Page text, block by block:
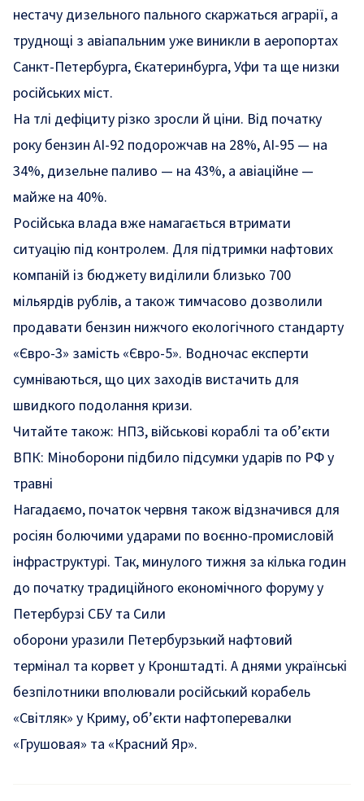
нестачу дизельного пального скаржаться аграрії, а
труднощі з авіапальним уже виникли в аеропортах
Санкт-Петербурга, Єкатеринбурга, Уфи та ще низки
російських міст.
На тлі дефіциту різко зросли й ціни. Від початку
року бензин АІ-92 подорожчав на 28%, АІ-95 — на
34%, дизельне паливо — на 43%, а авіаційне —
майже на 40%.
Російська влада вже намагається втримати
ситуацію під контролем. Для підтримки нафтових
компаній із бюджету виділили близько 700
мільярдів рублів, а також тимчасово дозволили
продавати бензин нижчого екологічного стандарту
«Євро-3» замість «Євро-5». Водночас експерти
сумніваються, що цих заходів вистачить для
швидкого подолання кризи.
Читайте також: НПЗ, військові кораблі та об’єкти
ВПК: Міноборони підбило підсумки ударів по РФ у
травні
Нагадаємо, початок червня також відзначився для
росіян болючими ударами по воєнно-промисловій
інфраструктурі. Так, минулого тижня за кілька годин
до початку традиційного економічного форуму у
Петербурзі СБУ та Сили
оборони уразили Петербурзький нафтовий
термінал та корвет у Кронштадті. А днями українські
безпілотники вполювали російський корабель
«Світляк» у Криму, об’єкти нафтоперевалки
«Грушовая» та «Красний Яр».